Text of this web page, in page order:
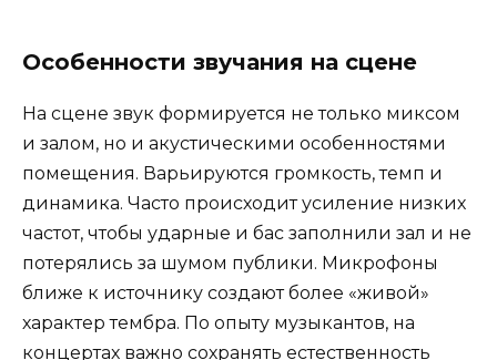
Особенности звучания на сцене
На сцене звук формируется не только миксом
и залом, но и акустическими особенностями
помещения. Варьируются громкость, темп и
динамика. Часто происходит усиление низких
частот, чтобы ударные и бас заполнили зал и не
потерялись за шумом публики. Микрофоны
ближе к источнику создают более «живой»
характер тембра. По опыту музыкантов, на
концертах важно сохранять естественность